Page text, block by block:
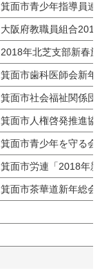
箕面市青少年指導員
大阪府教職員組合
2018年北芝支部新春
箕面市歯科医師会新
箕面市社会福祉関係
箕面市人権啓発推進
箕面市青少年を守る
箕面市労連「2018年
箕面市茶華道新年総会